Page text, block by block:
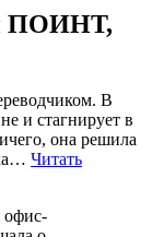
ПОИНТ,
В
и стагнирует в
она решила
Читать
офис-